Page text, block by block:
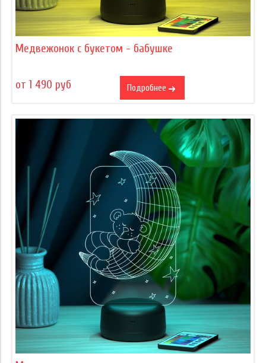
Медвежонок с букетом - бабушке
от 1 490 руб Подробнее